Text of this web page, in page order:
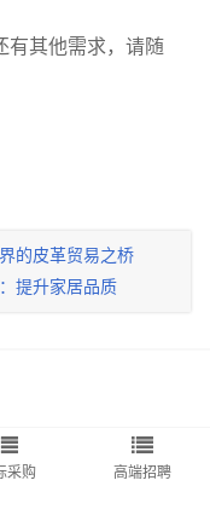
有其他需求，请随
的皮革贸易之桥
提升家居品质
采购 高端招聘